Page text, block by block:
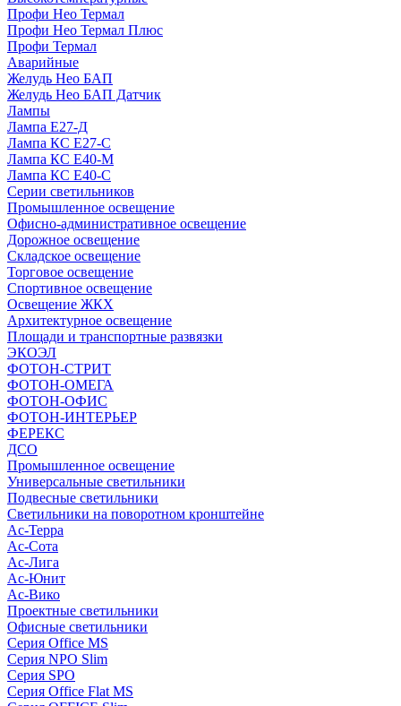
Профи Нео Термал
Профи Нео Термал Плюс
Профи Термал
Аварийные
Желудь Нео БАП
Желудь Нео БАП Датчик
Лампы
Лампа Е27-Д
Лампа КС Е27-С
Лампа КС Е40-М
Лампа КС Е40-С
Серии светильников
Промышленное освещение
Офисно-административное освещение
Дорожное освещение
Складское освещение
Торговое освещение
Спортивное освещение
Освещение ЖКХ
Архитектурное освещение
Площади и транспортные развязки
ЭКОЭЛ
ФОТОН-СТРИТ
ФОТОН-ОМЕГА
ФОТОН-ОФИС
ФОТОН-ИНТЕРЬЕР
ФЕРЕКС
ДСО
Промышленное освещение
Универсальные светильники
Подвесные светильники
Светильники на поворотном кронштейне
Ас-Терра
Ас-Сота
Ас-Лига
Ас-Юнит
Ас-Вико
Проектные светильники
Офисные светильники
Серия Office MS
Серия NPO Slim
Серия SPO
Серия Office Flat MS